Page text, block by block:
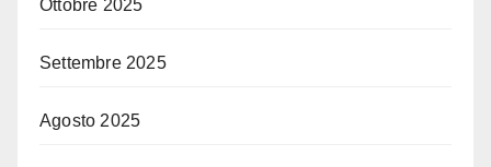
Ottobre 2025
Settembre 2025
Agosto 2025